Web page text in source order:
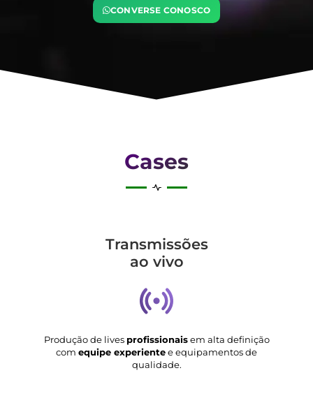
CONVERSE CONOSCO
Cases
Transmis­sões
ao vivo
Produção de lives profissionaisem alta definição
com equipe experientee equipamentos de
qualidade.